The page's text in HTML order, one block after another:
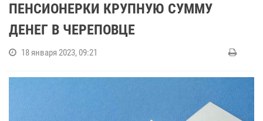
ПЕНСИОНЕРКИ КРУПНУЮ СУММУ
ДЕНЕГ В ЧЕРЕПОВЦЕ
18 января 2023, 09:21